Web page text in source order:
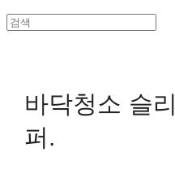
바닥청소 슬리
퍼.